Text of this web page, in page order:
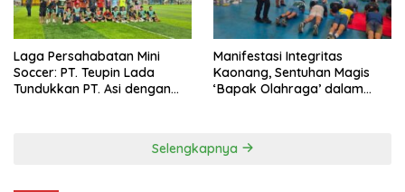
Laga Persahabatan Mini
Soccer: PT. Teupin Lada
Tundukkan PT. Asi dengan
Manifestasi Integritas
Kaonang, Sentuhan Magis
‘Bapak Olahraga’ dalam
Selengkapnya